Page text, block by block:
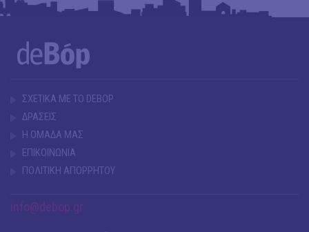
ΣΧΕΤΙΚΑ ΜΕ ΤΟ DEBOP
ΔΡΑΣΕΙΣ
Η ΟΜΑΔΑ ΜΑΣ
ΕΠΙΚΟΙΝΩΝΙΑ
ΠΟΛΙΤΙΚΗ ΑΠΟΡΡΗΤΟΥ
info@debop.gr